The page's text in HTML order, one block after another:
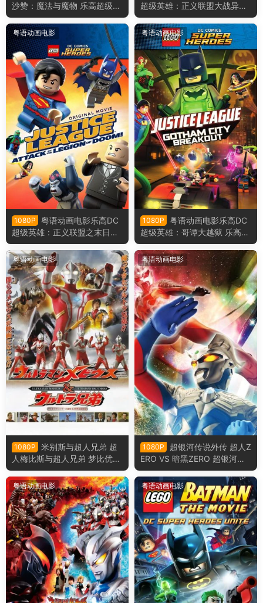
沙赞：魔法与魔物 乐高超级英
雄沙赞：魔法与魔物粤语版
超级英雄：正义联盟大战异魔
联盟 乐高超级英雄：正义联盟
对比扎罗联盟粤语版
粤语动画电影
1080P
粤语动画电影乐高DC
超级英雄：正义联盟之末日军
团的进攻 乐高正义联盟：毁灭
军团来袭粤语版
粤语动画电影
1080P
粤语动画电影乐高DC
超级英雄：哥谭大越狱 乐高超
级英雄：正义联盟之冲出哥谭
市粤语版
粤语动画电影
1080P
米别斯与超人兄弟 超
人梅比斯与超人兄弟 梦比优斯
奥特曼和奥特兄弟粤语版
粤语动画电影
1080P
超银河传说外传 超人Z
ERO VS 暗黑ZERO 超银河传
说外传：赛罗奥特曼vs黑暗独
眼巨人赛罗粤语版
粤语动画电影 粤语动画电影